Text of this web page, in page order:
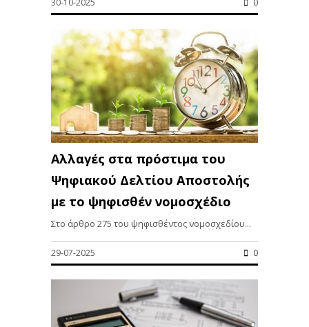
30-10-2025 0
Αλλαγές στα πρόστιμα του
Ψηφιακού Δελτίου Αποστολής
με το ψηφισθέν νομοσχέδιο
Στο άρθρο 275 του ψηφισθέντος νομοσχεδίου...
29-07-2025 0